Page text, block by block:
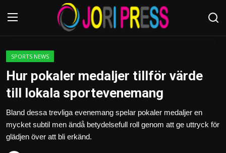
Login
Advertisement
Trending News
SPORTS NEWS
Hur pokaler medaljer tillför värde
till lokala sportevenemang
Bland dessa trevliga evenemang spelar pokaler medaljer en
mycket subtil men ändå betydelsefull roll genom att ge uttryck för
glädjen över att bli erkänd.